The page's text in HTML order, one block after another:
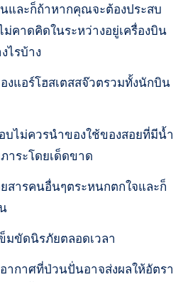
นและก็ถ้าหากคุณจะต้องประสบ
คาดคิดในระหว่างอยู่เครื่องบิน
ไรบ้าง
แอร์โฮสเตสสจ๊วตรวมทั้งนักบิน
ไม่ควรนำของใช้ของสอยที่มีน้ำ
าระโดยเด็ดขาด
สารคนอื่นๆตระหนกตกใจและก็
มขัดนิรภัยตลอดเวลา
ากาศที่ป่วนปั่นอาจส่งผลให้อัตรา